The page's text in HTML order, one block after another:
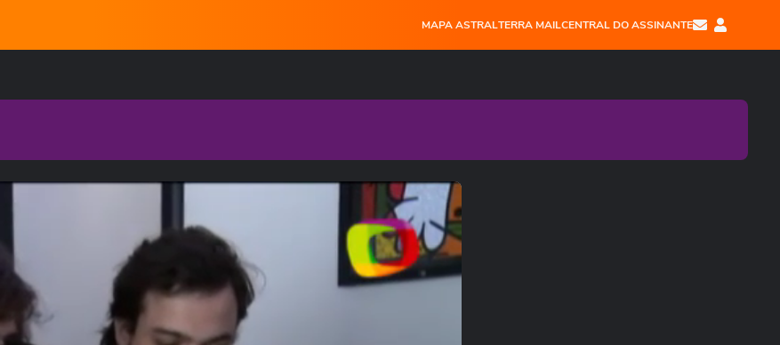
MAPA ASTRALTERRA MAILCENTRAL DO ASSINANTE